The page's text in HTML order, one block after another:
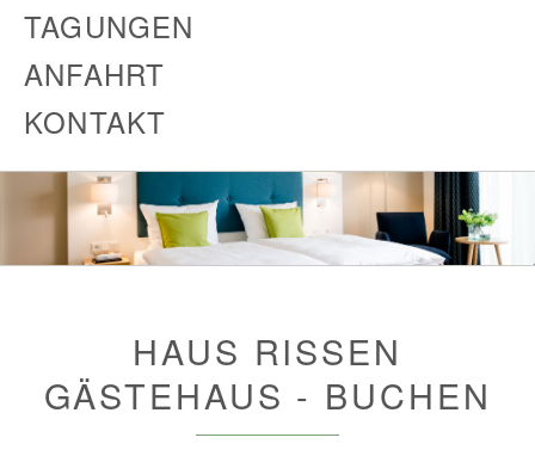
TAGUNGEN
ANFAHRT
KONTAKT
HAUS RISSEN
GÄSTEHAUS - BUCHEN